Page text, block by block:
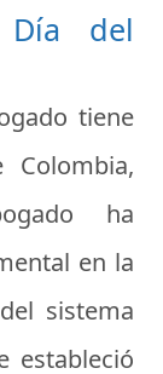
del
tiene
ha
en la
sistema
estableció